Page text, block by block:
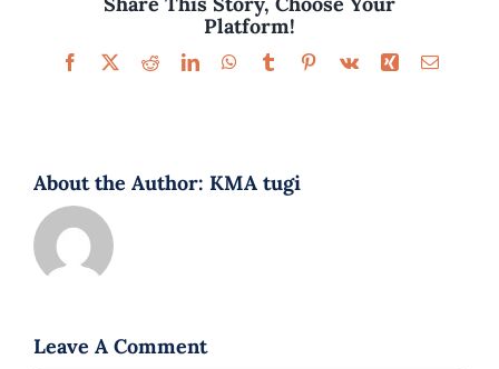
Platform!
Facebook
X RedditLinkedInWhatsApp
TumblrPinterest
Vk Xing Email
About the Author: KMA tugi
Leave A Comment